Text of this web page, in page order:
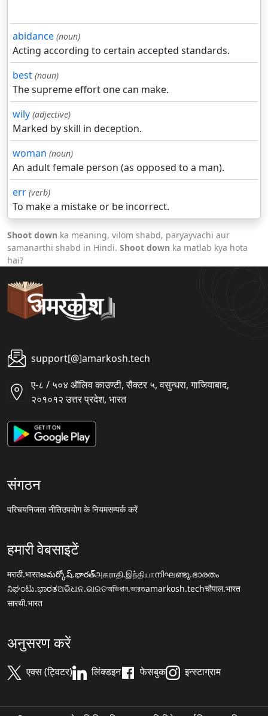
abidance (noun)
Acting according to certain accepted standards.
best (noun)
The supreme effort one can make.
wily (adjective)
Marked by skill in deception.
woman (noun)
An adult female person (as opposed to a man).
err (verb)
To make a mistake or be incorrect.
Shoot down ka meaning, vilom shabd, paryayvachi aur
samanarthi shabd in Hindi. Shoot down ka matlab kya hota
hai?
support[@]amarkosh.tech
ए-८ / ५०४ ऑलिव काउण्टी, सैक्टर ५, वसुन्धरा, गाजियाबाद,
२०१०१२ उत्तर प्रदेश, भारत
संगठन
परिचयनिजता नीतिउपयोग के नियमसम्पर्क करें
हमारी वेबसाइटें
मराठी.भारतఅమర్కోష్.భారత్அகராதி.இந்தியாനിഘണ്ടു.ഭാരതം
ನಿಘಂಟು.ಭಾರತଅଭିଧାନ.ଭାରତঅভিধান.ভারতamarkosh.techचौपाल.भारत
सारथी.भारत
अनुसरण करें
एक्स (ट्विटर) लिंक्डइन फेसबुक इन्स्टाग्राम